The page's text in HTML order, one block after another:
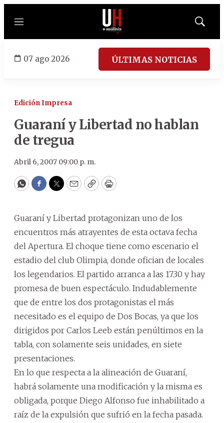
Menú
Mostrar
07 ago 2026 ÚLTIMAS NOTICIAS
Edición Impresa
Guaraní y Libertad no hablan
de tregua
Abril 6, 2007 09:00 p. m.
WhatsApp
Facebook
Twitter
EmailCopyPrint
Guaraní y Libertad protagonizan uno de los
encuentros más atrayentes de esta octava fecha
del Apertura. El choque tiene como escenario el
estadio del club Olimpia, donde ofician de locales
los legendarios. El partido arranca a las 17.30 y hay
promesa de buen espectáculo. Indudablemente
que de entre los dos protagonistas el más
necesitado es el equipo de Dos Bocas, ya que los
dirigidos por Carlos Leeb están penúltimos en la
tabla, con solamente seis unidades, en siete
presentaciones.
En lo que respecta a la alineación de Guaraní,
habrá solamente una modificación y la misma es
obligada, porque Diego Alfonso fue inhabilitado a
raíz de la expulsión que sufrió en la fecha pasada.